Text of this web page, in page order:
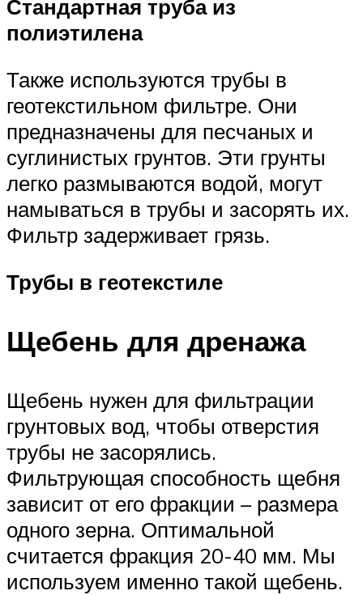
Стандартная труба из
полиэтилена
Также используются трубы в
геотекстильном фильтре. Они
предназначены для песчаных и
суглинистых грунтов. Эти грунты
легко размываются водой, могут
намываться в трубы и засорять их.
Фильтр задерживает грязь.
Трубы в геотекстиле
Щебень для дренажа
Щебень нужен для фильтрации
грунтовых вод, чтобы отверстия
трубы не засорялись.
Фильтрующая способность щебня
зависит от его фракции – размера
одного зерна. Оптимальной
считается фракция 20-40 мм. Мы
используем именно такой щебень.